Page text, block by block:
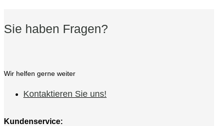
Sie haben Fragen?
Wir helfen gerne weiter
Kontaktieren Sie uns!
Kundenservice: